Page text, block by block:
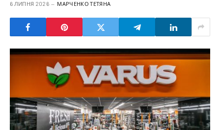
6 ЛИПНЯ 2026 МАРЧЕНКО ТЕТЯНА